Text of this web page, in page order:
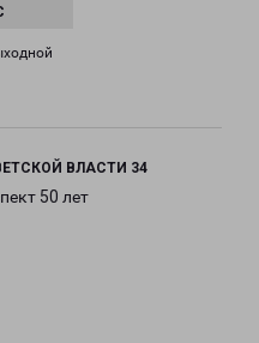
ВЛАСТИ 34
50 лет